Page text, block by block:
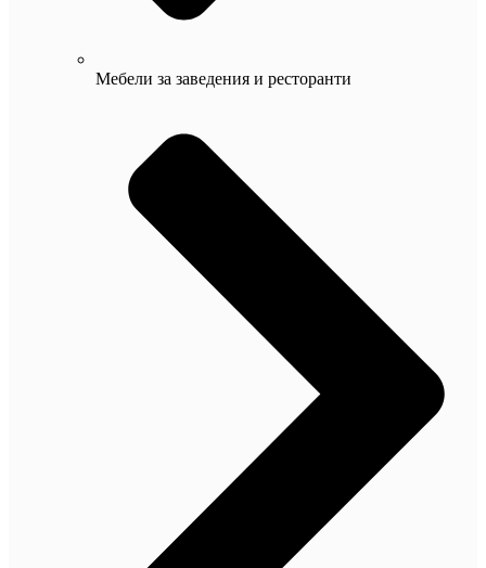
Мебели за заведения и ресторанти